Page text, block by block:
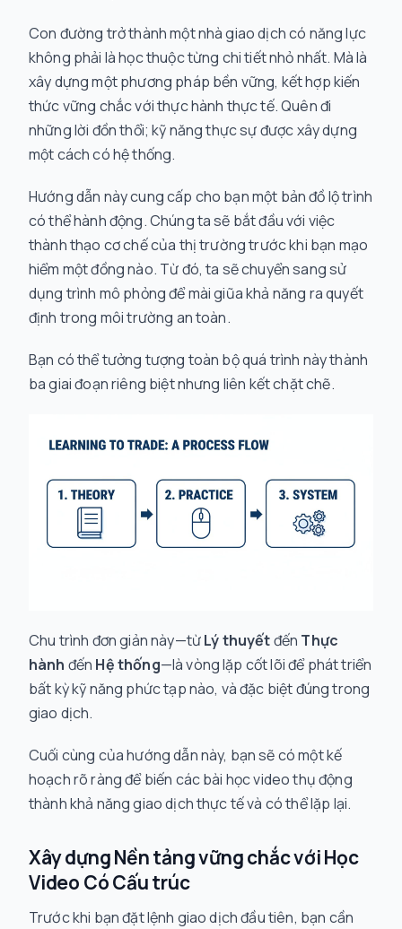
Con đường trở thành một nhà giao dịch có năng lực
không phải là học thuộc từng chi tiết nhỏ nhất. Mà là
xây dựng một phương pháp bền vững, kết hợp kiến
thức vững chắc với thực hành thực tế. Quên đi
những lời đồn thổi; kỹ năng thực sự được xây dựng
một cách có hệ thống.
Hướng dẫn này cung cấp cho bạn một bản đồ lộ trình
có thể hành động. Chúng ta sẽ bắt đầu với việc
thành thạo cơ chế của thị trườngtrước khi bạn mạo
hiểm một đồng nào. Từ đó, ta sẽ chuyển sang sử
dụng trình mô phỏng để mài giũa khả năng ra quyết
định trong môi trường an toàn.
Bạn có thể tưởng tượng toàn bộ quá trình này thành
ba giai đoạn riêng biệt nhưng liên kết chặt chẽ.
Chu trình đơn giản này—từLý thuyếtđến Thực
hành đến Hệ thống—là vòng lặp cốt lõi để phát triển
bất kỳ kỹ năng phức tạp nào, và đặc biệt đúng trong
giao dịch.
Cuối cùng của hướng dẫn này, bạn sẽ có một kế
hoạch rõ ràng để biến các bài học video thụ động
thành khả năng giao dịch thực tế và có thể lặp lại.
Xây dựng Nền tảng vững chắc với Học
Video Có Cấu trúc
Trước khi bạn đặt lệnh giao dịch đầu tiên, bạn cần